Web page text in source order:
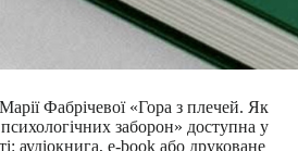
Фабрічевої «Гора з плечей. Як
заборон» доступна у
аудіокнига, e-book або друковане